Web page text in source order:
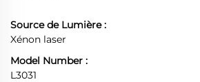
Source de Lumière :
Xénon laser
Model Number :
L3031